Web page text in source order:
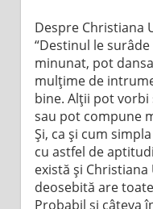
Despre Christiana
“Destinul le
minunat, pot
mulţime de
bine. Alţii pot
sau pot compune
Și, ca și cum
cu astfel de
există şi Christiana
deosebită are
Probabil şi câteva